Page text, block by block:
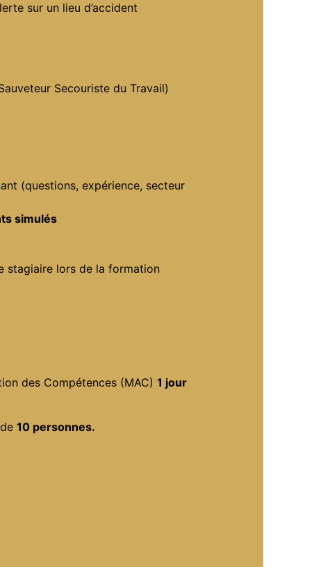
sur un lieu d’accident
Secouriste du Travail)
(questions, expérience, secteur
simulés
stagiaire lors de la formation
des Compétences (MAC) 1 jour
10 personnes.